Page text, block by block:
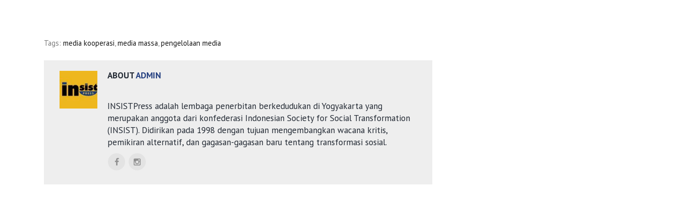
Tags: media kooperasi,media massa,pengelolaan media
ABOUTADMIN
INSISTPress adalah lembaga penerbitan berkedudukan di Yogyakarta yang
merupakan anggota dari konfederasi Indonesian Society for Social Transformation
(INSIST). Didirikan pada 1998 dengan tujuan mengembangkan wacana kritis,
pemikiran alternatif, dan gagasan-gagasan baru tentang transformasi sosial.